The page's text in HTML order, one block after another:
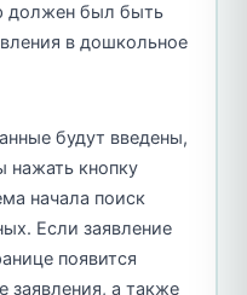
должен был быть
в дошкольное
будут введены,
нажать кнопку
начала поиск
Если заявление
появится
заявления, а также